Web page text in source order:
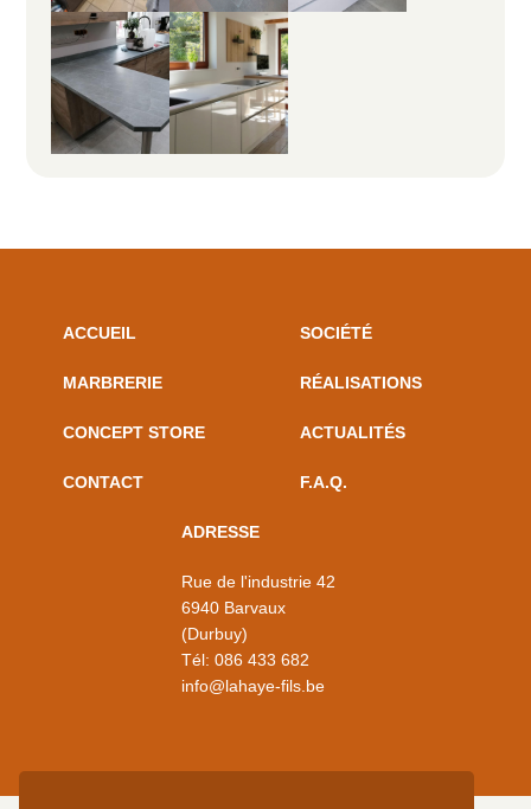
ACCUEIL SOCIÉTÉ
MARBRERIE RÉALISATIONS
CONCEPT STORE ACTUALITÉS
CONTACT F.A.Q.
ADRESSE
Rue de l'industrie 42
6940 Barvaux
(Durbuy)
Tél:086 433 682
info@lahaye-fils.be